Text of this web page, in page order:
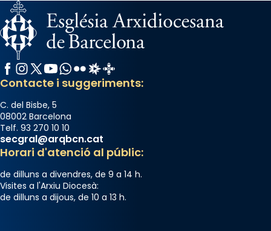
Facebook
Instagram
X / Twitter
YouTube
WhatsApp
FlickrRadio Estel
Catalunya Cristiana
Contacte i suggeriments:
C. del Bisbe, 5
08002 Barcelona
Telf. 93 270 10 10
secgral@arqbcn.cat
Horari d'atenció al públic:
de dilluns a divendres, de 9 a 14 h.
Visites a l'Arxiu Diocesà:
de dilluns a dijous, de 10 a 13 h.